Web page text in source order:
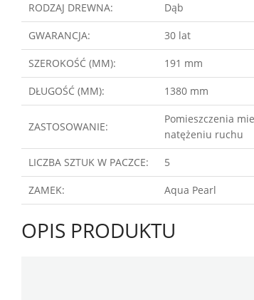
RODZAJ DREWNA: Dąb
GWARANCJA: 30 lat
SZEROKOŚĆ (MM): 191 mm
DŁUGOŚĆ (MM): 1380 mm
ZASTOSOWANIE:
Pomieszczenia
natężeniu ruchu
LICZBA SZTUK W PACZCE: 5
ZAMEK: Aqua Pearl
OPIS PRODUKTU